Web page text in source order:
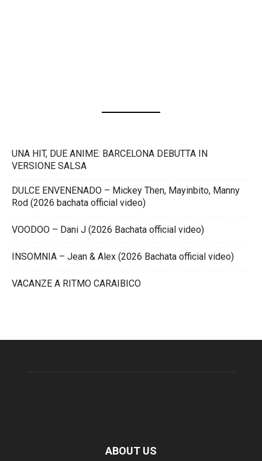
UNA HIT, DUE ANIME: BARCELONA DEBUTTA IN
VERSIONE SALSA
DULCE ENVENENADO – Mickey Then, Mayinbito, Manny
Rod (2026 bachata official video)
VOODOO – Dani J (2026 Bachata official video)
INSOMNIA – Jean & Alex (2026 Bachata official video)
VACANZE A RITMO CARAIBICO
ABOUT US